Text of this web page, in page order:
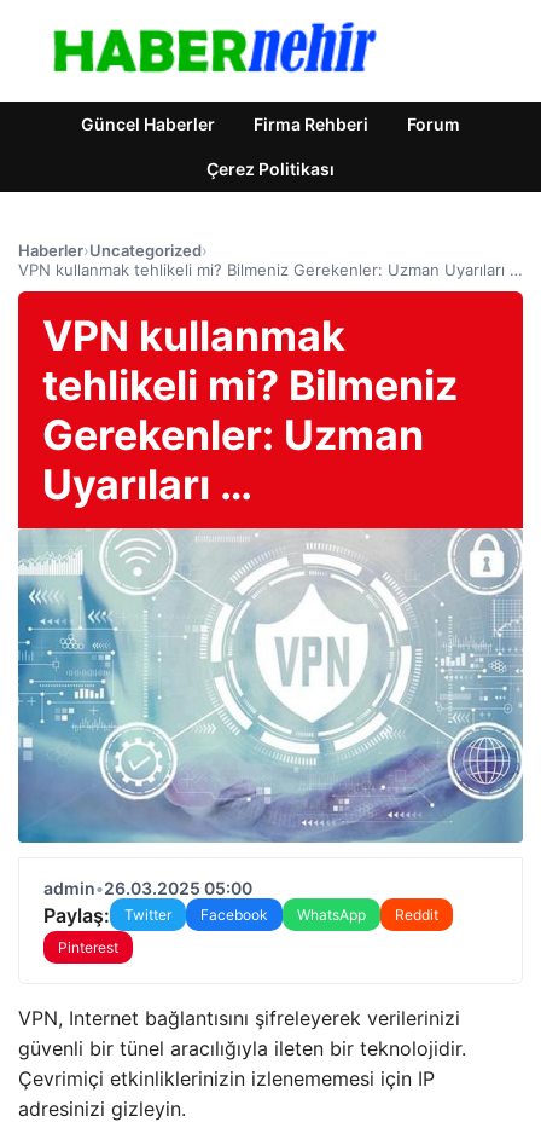
Güncel Haberler Firma Rehberi Forum
Çerez Politikası
Haberler›Uncategorized›
VPN kullanmak tehlikeli mi? Bilmeniz Gerekenler: Uzman Uyarıları …
VPN kullanmak
tehlikeli mi? Bilmeniz
Gerekenler: Uzman
Uyarıları …
admin•26.03.2025 05:00
Paylaş: Twitter Facebook WhatsApp
Reddit
Pinterest
VPN, Internet bağlantısını şifreleyerek verilerinizi
güvenli bir tünel aracılığıyla ileten bir teknolojidir.
Çevrimiçi etkinliklerinizin izlenememesi için IP
adresinizi gizleyin.